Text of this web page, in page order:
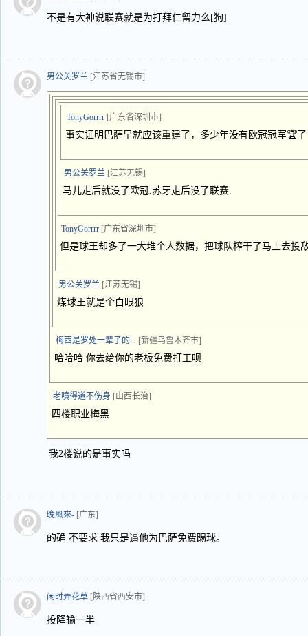
不是有大神说联赛就是为打拜仁留力么[狗]
男公关罗兰 [江苏省无锡市]
TonyGorrrr [广东省深圳市]
事实证明巴萨早就应该重建了，多少年没有欧冠冠军🏆了
男公关罗兰 [江苏无锡]
马儿走后就没了欧冠.苏牙走后没了联赛.
TonyGorrrr [广东省深圳市]
但是球王却多了一大堆个人数据，把球队榨干了马上去投
男公关罗兰 [江苏无锡]
煤球王就是个白眼狼
梅西是罗处一辈子的... [新疆乌鲁木齐市]
哈哈哈 你去给你的老板免费打工呗
老噴得道不伤身 [山西长治]
四楼职业梅黑
我2楼说的是事实吗
晚風來- [广东]
的确 不要求 我只是逼他为巴萨免费踢球。
闲时弄花草 [陕西省西安市]
投降输一半